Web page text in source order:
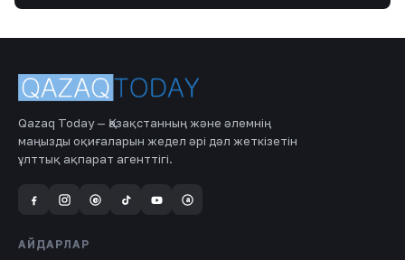
Qazaq Today — Қазақстанның және әлемнің
маңызды оқиғаларын жедел әрі дәл жеткізетін
ұлттық ақпарат агенттігі.
@ a
АЙДАРЛАР